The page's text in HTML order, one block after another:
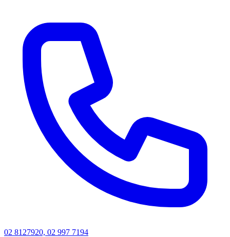
02 8127920, 02 997 7194